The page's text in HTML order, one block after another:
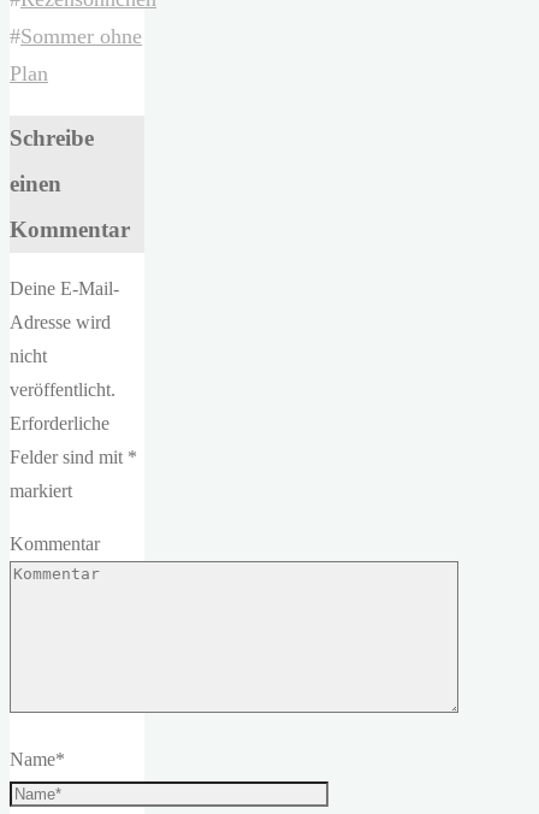
#Sommer ohne
Plan
Schreibe
einen
Kommentar
Deine E-Mail-
Adresse wird
nicht
veröffentlicht.
Erforderliche
Felder sind mit *
markiert
Kommentar
Name*